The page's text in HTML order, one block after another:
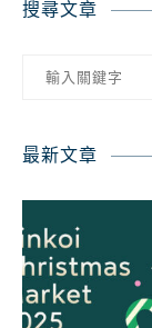
搜尋文章
最新文章